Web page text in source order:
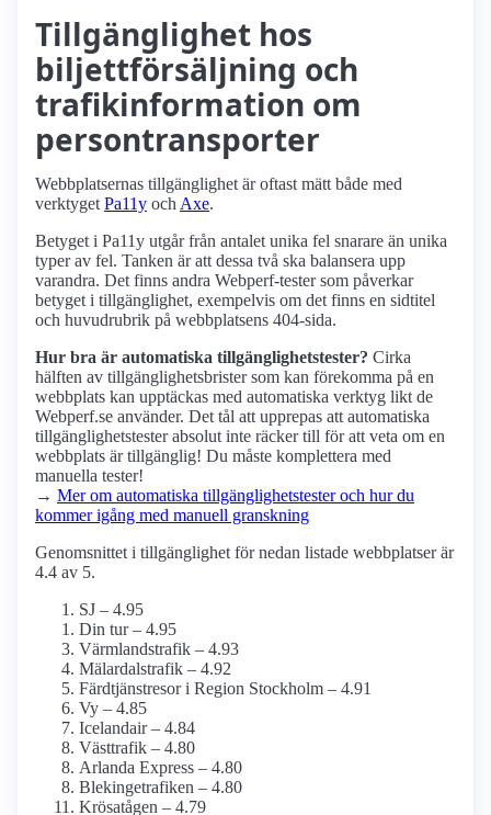
Tillgänglighet hos
biljettförsäljning och
trafikinformation om
persontransporter
Webbplatsernas tillgänglighet är oftast mätt både med
verktyget Pa11y och Axe.
Betyget i Pa11y utgår från antalet unika fel snarare än unika
typer av fel. Tanken är att dessa två ska balansera upp
varandra. Det finns andra Webperf-tester som påverkar
betyget i tillgänglighet, exempelvis om det finns en sidtitel
och huvudrubrik på webbplatsens 404-sida.
Hur bra är automatiska tillgänglighets­tester? Cirka
hälften av tillgänglighets­brister som kan förekomma på en
webbplats kan upptäckas med automatiska verktyg likt de
Webperf.se använder. Det tål att upprepas att automatiska
tillgänglighets­tester absolut inte räcker till för att veta om en
webbplats är tillgänglig! Du måste komplettera med
manuella tester!
→ Mer om automatiska tillgänglighets­tester och hur du
kommer igång med manuell granskning
Genomsnittet i tillgänglighet för nedan listade webbplatser är
4.4 av 5.
SJ – 4.95
Din tur – 4.95
Värmlandstrafik – 4.93
Mälardalstrafik – 4.92
Färdtjänstresor i Region Stockholm – 4.91
Vy – 4.85
Icelandair – 4.84
Västtrafik – 4.80
Arlanda Express – 4.80
Blekingetrafiken – 4.80
Krösatågen – 4.79